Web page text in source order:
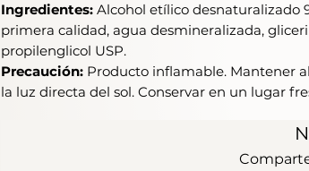
Ingredientes:Alcohol etílico desnaturalizado
primera calidad, agua desmineralizada,
propilenglicol USP.
Precaución:Producto inflamable. Mantener
la luz directa del sol. Conservar en un lugar